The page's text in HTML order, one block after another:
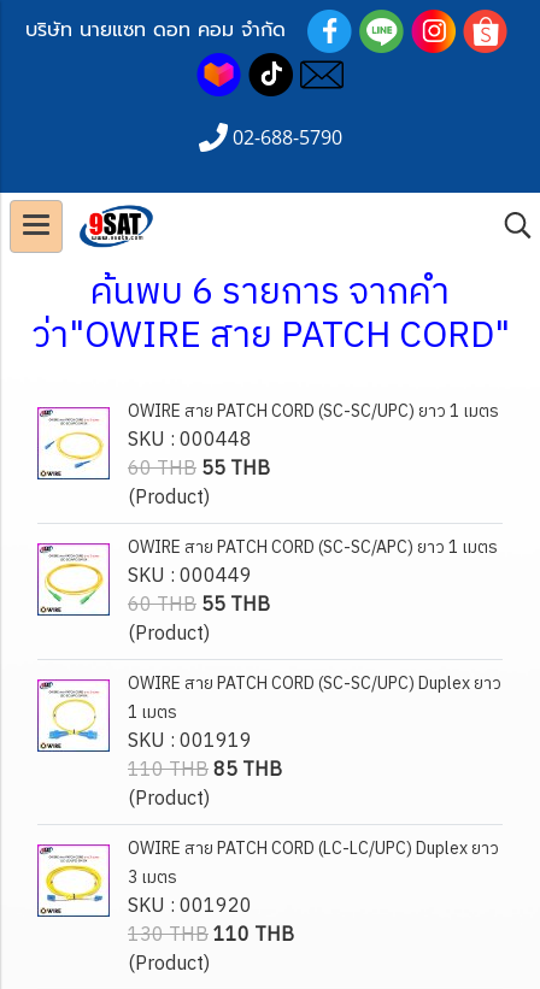
บริษัท นายแซท ดอท คอม จำกัด
02-688-5790
ค้นพบ 6 รายการ จากคำ
ว่า"OWIRE สาย PATCH CORD"
OWIRE สาย PATCH CORD (SC-SC/UPC) ยาว 1 เมตร
SKU : 000448
60 THB55 THB
(Product)
OWIRE สาย PATCH CORD (SC-SC/APC) ยาว 1 เมตร
SKU : 000449
60 THB55 THB
(Product)
OWIRE สาย PATCH CORD (SC-SC/UPC) Duplex ยาว
1 เมตร
SKU : 001919
110 THB85 THB
(Product)
OWIRE สาย PATCH CORD (LC-LC/UPC) Duplex ยาว
3 เมตร
SKU : 001920
130 THB110 THB
(Product)